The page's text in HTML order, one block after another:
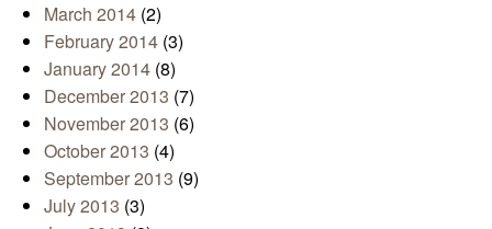
March 2014 (2)
February 2014 (3)
January 2014 (8)
December 2013 (7)
November 2013 (6)
October 2013 (4)
September 2013 (9)
July 2013 (3)